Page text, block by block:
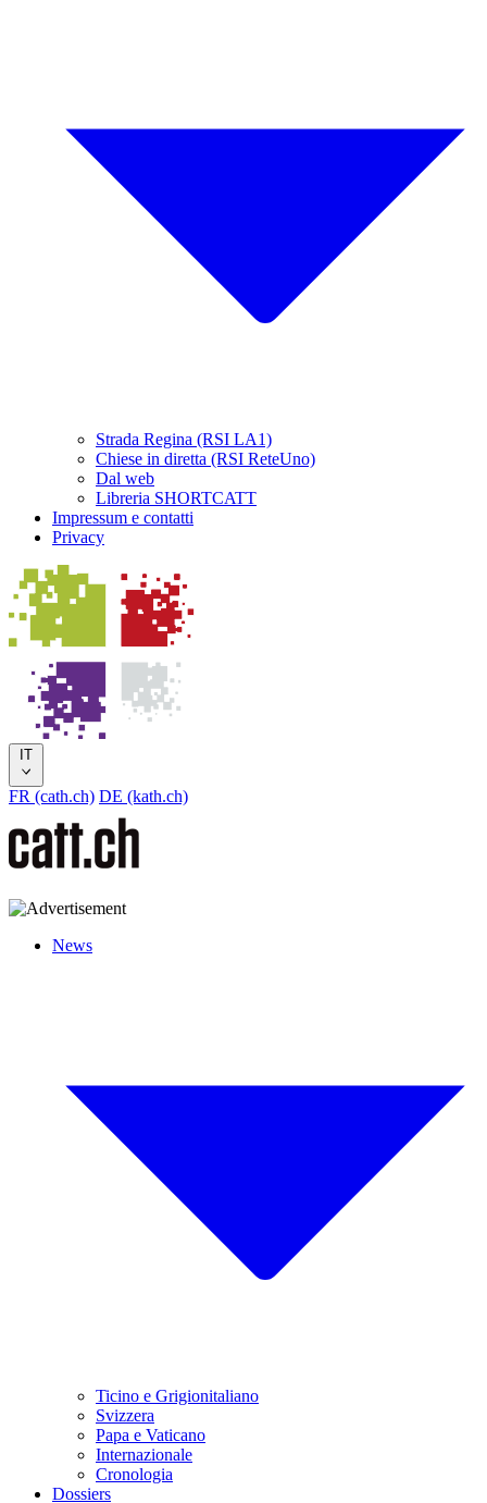
Strada Regina (RSI LA1)
Chiese in diretta (RSI ReteUno)
Dal web
Libreria SHORTCATT
Impressum e contatti
Privacy
IT
FR (cath.ch) DE (kath.ch)
News
Ticino e Grigionitaliano
Svizzera
Papa e Vaticano
Internazionale
Cronologia
Dossiers